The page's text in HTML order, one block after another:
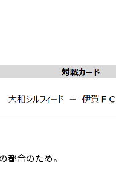
都合のため。